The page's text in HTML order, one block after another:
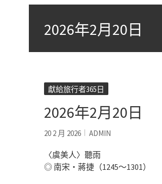
2026年2月20日
獻給旅行者365日
2026年2月20日
20 2 月 2026 ADMIN
〈虞美人〉聽雨
◎ 南宋‧蔣捷（1245～1301）